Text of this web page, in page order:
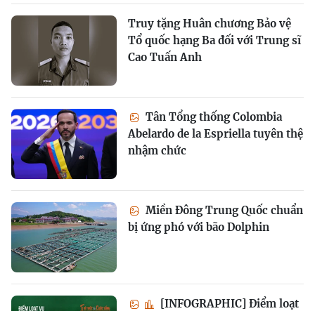
Truy tặng Huân chương Bảo vệ
Tổ quốc hạng Ba đối với Trung sĩ
Cao Tuấn Anh
Tân Tổng thống Colombia
Abelardo de la Espriella tuyên thệ
nhậm chức
Miền Đông Trung Quốc chuẩn
bị ứng phó với bão Dolphin
[INFOGRAPHIC] Điểm loạt